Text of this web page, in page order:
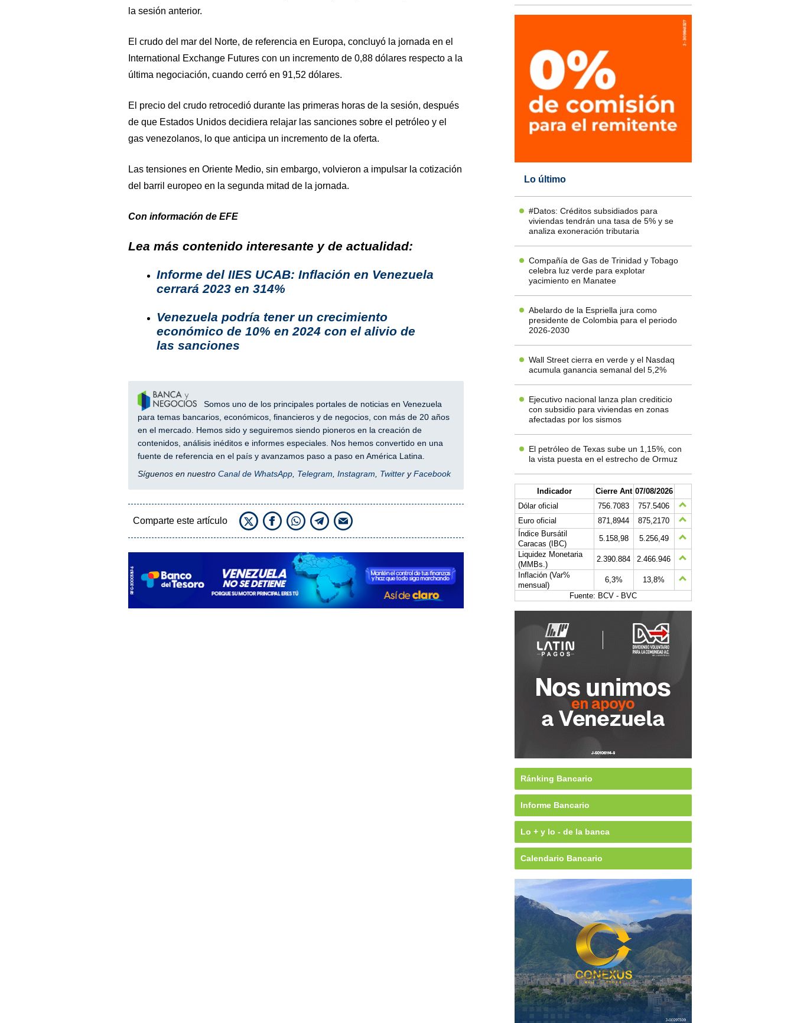
la sesión anterior.
El crudo del mar del Norte, de referencia en Europa, concluyó la jornada en el
International Exchange Futures con un incremento de 0,88 dólares respecto a la
última negociación, cuando cerró en 91,52 dólares.
El precio del crudo retrocedió durante las primeras horas de la sesión, después
de que Estados Unidos decidiera relajar las sanciones sobre el petróleo y el
gas venezolanos, lo que anticipa un incremento de la oferta.
Las tensiones en Oriente Medio, sin embargo, volvieron a impulsar la cotización
del barril europeo en la segunda mitad de la jornada.
Con información de EFE
Lea más contenido interesante y de actualidad:
Informe del IIES UCAB: Inflación en Venezuela
cerrará 2023 en 314%
Venezuela podría tener un crecimiento
económico de 10% en 2024 con el alivio de
las sanciones
Somos uno de los principales portales de noticias en Venezuela
para temas bancarios, económicos, financieros y de negocios, con más de 20 años
en el mercado. Hemos sido y seguiremos siendo pioneros en la creación de
contenidos, análisis inéditos e informes especiales. Nos hemos convertido en una
fuente de referencia en el país y avanzamos paso a paso en América Latina.
Síguenos en nuestro Canal de WhatsApp, Telegram, Instagram, TwitteryFacebook
Comparte este artículo
Lo último
#Datos: Créditos subsidiados para
viviendas tendrán una tasa de 5% y se
analiza exoneración tributaria
Compañía de Gas de Trinidad y Tobago
celebra luz verde para explotar
yacimiento en Manatee
Abelardo de la Espriella jura como
presidente de Colombia para el periodo
2026-2030
Wall Street cierra en verde y el Nasdaq
acumula ganancia semanal del 5,2%
Ejecutivo nacional lanza plan crediticio
con subsidio para viviendas en zonas
afectadas por los sismos
El petróleo de Texas sube un 1,15%, con
la vista puesta en el estrecho de Ormuz
Indicador Cierre Ant 07/08/2026
Dólar oficial
756.7083
757.5406
Euro oficial
871,8944
875,2170
Índice Bursátil
Caracas (IBC)
5.158,98
5.256,49
Liquidez Monetaria
(MMBs.)
2.390.884
2.466.946
Inflación (Var%
mensual)
6,3%
13,8%
Fuente: BCV - BVC
Ránking Bancario
Informe Bancario
Lo + y lo - de la banca
Calendario Bancario